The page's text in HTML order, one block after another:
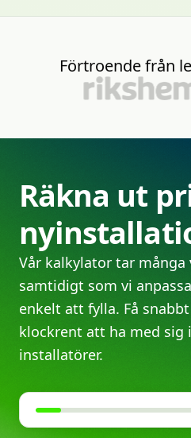
Förtroendefrån
Räkna ut
Vår kalkylator tar
samtidigt som vi
enkelt att fylla. Få
klockrent att ha med sig
installatörer.